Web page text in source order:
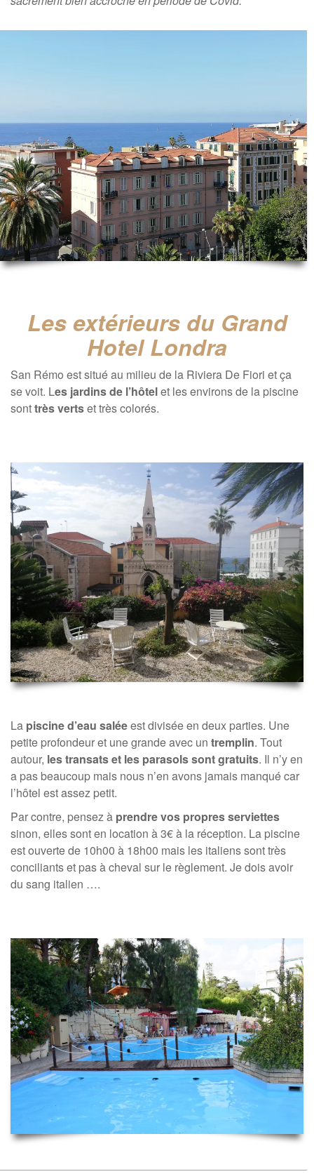
Les extérieurs du Grand
Hotel Londra
San Rémo est situé au milieu de la Riviera De Fiori et ça
se voit. Les jardins de l’hôtelet les environs de la piscine
sonttrès vertset très colorés.
La piscine d’eau saléeest divisée en deux parties. Une
petite profondeur et une grande avec un tremplin. Tout
autour, les transats et les parasols sont gratuits. Il n’y en
a pas beaucoup mais nous n’en avons jamais manqué car
l’hôtel est assez petit.
Par contre, pensez à prendre vos propres serviettes
sinon, elles sont en location à 3€ à la réception. La piscine
est ouverte de 10h00 à 18h00 mais les italiens sont très
conciliants et pas à cheval sur le règlement. Je dois avoir
du sang italien ….